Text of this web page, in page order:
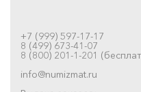
+7 (999) 597-17-17
8 (499) 673-41-07
8 (800) 201-1-201
info@numizmat.ru